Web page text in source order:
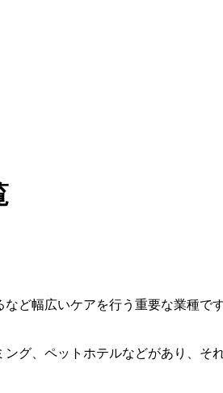
ど幅広いケアを行う重要な業種で
グ、ペットホテルなどがあり、そ